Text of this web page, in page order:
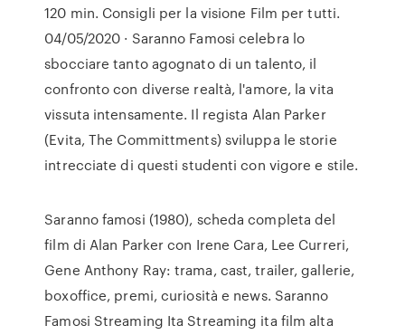
120 min. Consigli per la visione Film per tutti.
04/05/2020 · Saranno Famosi celebra lo
sbocciare tanto agognato di un talento, il
confronto con diverse realtà, l'amore, la vita
vissuta intensamente. Il regista Alan Parker
(Evita, The Committments) sviluppa le storie
intrecciate di questi studenti con vigore e stile.
Saranno famosi (1980), scheda completa del
film di Alan Parker con Irene Cara, Lee Curreri,
Gene Anthony Ray: trama, cast, trailer, gallerie,
boxoffice, premi, curiosità e news. Saranno
Famosi Streaming Ita Streaming ita film alta